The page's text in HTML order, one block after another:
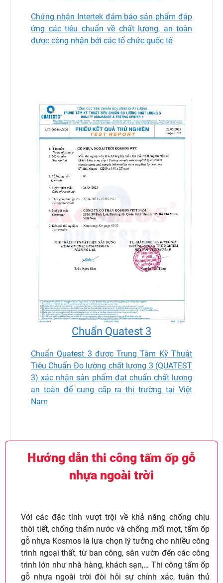
Chứng nhận Intertek đảm bảo sản phẩm đáp
ứng các tiêu chuẩn về chất lượng, an toàn
được công nhận bởi các tổ chức quốc tế
Chuẩn Quatest 3
Chuẩn Quatest 3 được Trung Tâm Kỹ Thuật
Tiêu Chuẩn Đo lường chất lượng 3 (QUATEST
3) xác nhận sản phẩm đạt chuẩn chất lượng
an toàn để cung cấp ra thị trường tại Việt
Nam
Hướng dẫn thi công tấm ốp gỗ
nhựa ngoài trời
Với các đặc tính vượt trội về khả năng chống chịu
thời tiết, chống thấm nước và chống mối mọt, tấm ốp
gỗ nhựa Kosmos là lựa chọn lý tưởng cho nhiều công
trình ngoại thất, từ ban công, sân vườn đến các công
trình lớn như nhà hàng, khách sạn,… Thi công tấm ốp
gỗ nhựa ngoài trời đòi hỏi sự chính xác, tuân thủ